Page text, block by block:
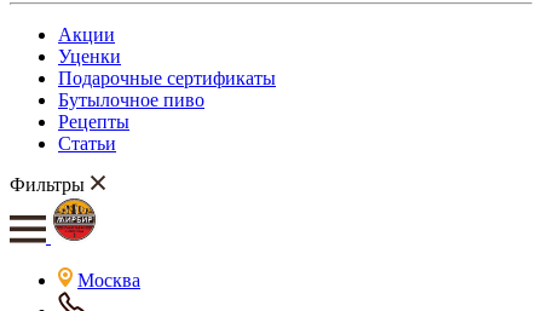
Акции
Уценки
Подарочные сертификаты
Бутылочное пиво
Рецепты
Статьи
Фильтры
Москва